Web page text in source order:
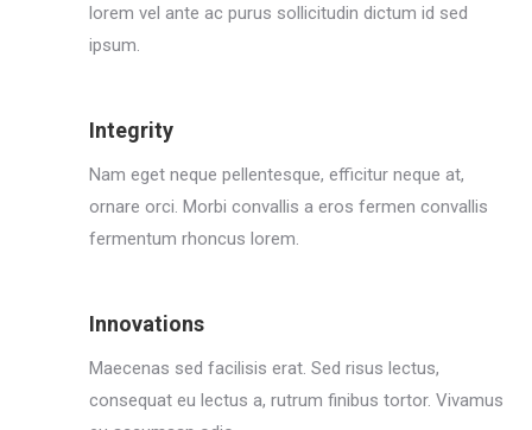
lorem vel ante ac purus sollicitudin dictum id sed
ipsum.
Integrity
Nam eget neque pellentesque, efficitur neque at,
ornare orci. Morbi convallis a eros fermen convallis
fermentum rhoncus lorem.
Innovations
Maecenas sed facilisis erat. Sed risus lectus,
consequat eu lectus a, rutrum finibus tortor. Vivamus